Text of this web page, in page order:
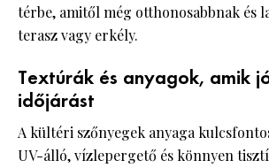
térbe, amitől még otthonosabbnak és
terasz vagy erkély.
Textúrák és anyagok, amik
időjárást
A kültéri szőnyegek anyaga
UV-álló, vízlepergető és könnyen